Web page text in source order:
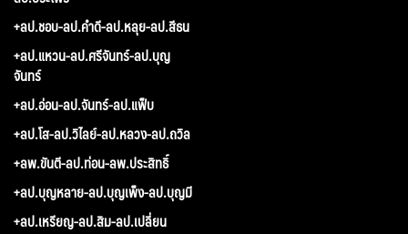
+ลป.ชอบ-ลป.คำดี-ลป.หลุย-ลป.สีธน
+ลป.แหวน-ลป.ศรีจันทร์-ลป.บุญ
จันทร์
+ลป.อ่อน-ลป.จันทร์-ลป.แฟ็บ
+ลป.โส-ลป.วิไลย์-ลป.หลวง-ลป.ถวิล
+ลพ.ขันตี-ลป.ท่อน-ลพ.ประสิทธิ์
+ลป.บุญหลาย-ลป.บุญเพ็ง-ลป.บุญมี
+ลป.เหรียญ-ลป.สิม-ลป.เปลี่ยน